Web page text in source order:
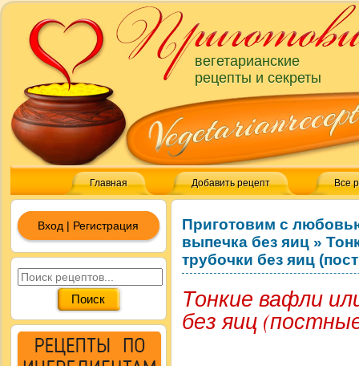
вегетарианские
рецепты и секреты
Главная Добавить рецепт Все
Приготовим с
выпечка без яиц »
трубочки без яиц
Тонкие вафли
без яиц
Вход | Регистрация